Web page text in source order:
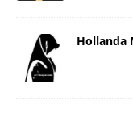
Hollanda